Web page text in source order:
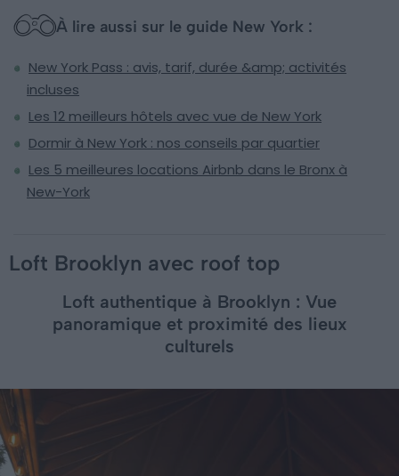
À lire aussi sur le guide New York :
New York Pass : avis, tarif, durée &amp; activités
incluses
Les 12 meilleurs hôtels avec vue de New York
Dormir à New York : nos conseils par quartier
Les 5 meilleures locations Airbnb dans le Bronx à
New-York
Loft Brooklyn avec roof top
Loft authentique à Brooklyn : Vue
panoramique et proximité des lieux
culturels